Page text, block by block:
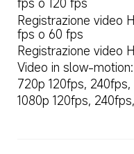
fps o 120 fps
Registrazione video
fps o 60 fps
Registrazione video
Video in slow-motion:
720p 120fps,
1080p 120fps,